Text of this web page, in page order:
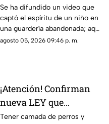
guardería; así luce
(+VIDEO)
Se ha difundido un video que
captó el espíritu de un niño en
una guardería abandonada; aquí
te compartimos los detalles de
agosto 05, 2026 09:46 p. m.
¡Atención! Confirman
nueva LEY que
PROHIBE TENER
Tener camada de perros y